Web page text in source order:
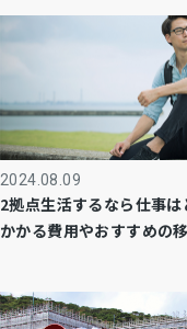
2024.08.09
2拠点生活するなら仕事は
かかる費用やおすすめの